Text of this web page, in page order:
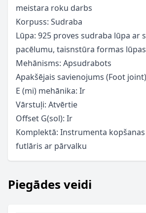
meistara roku darbs
Korpuss: Sudraba
Lūpa: 925 proves sudraba lūpa ar
pacēlumu, taisnstūra formas
Mehānisms: Apsudrabots
Apakšējais savienojums (Foot
E (mi) mehānika: Ir
Vārstuļi: Atvērtie
Offset G(sol): Ir
Komplektā: Instrumenta
futlāris ar pārvalku
Piegādes veidi